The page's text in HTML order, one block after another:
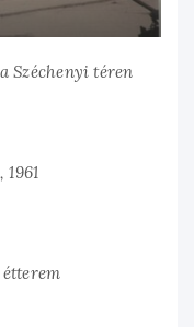
Széchenyi téren
étterem